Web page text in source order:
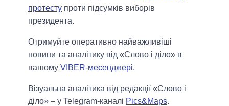
протесту проти підсумків виборів
президента.
Отримуйте оперативно найважливіші
новини та аналітику від «Слово і діло» в
вашому VIBER-месенджері.
Візуальна аналітика від редакції «Слово і
діло» – у Telegram-каналі Pics&Maps.